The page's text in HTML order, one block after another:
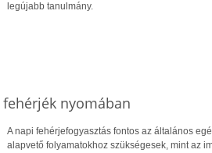
legújabb tanulmány.
nyomában
A napi fehérjefogyasztás fontos az általános
alapvető folyamatokhoz szükségesek, mint az